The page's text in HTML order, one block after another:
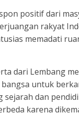
positif dari
rakyat
memadati
dari Lembang
untuk
sejarah dan
karena